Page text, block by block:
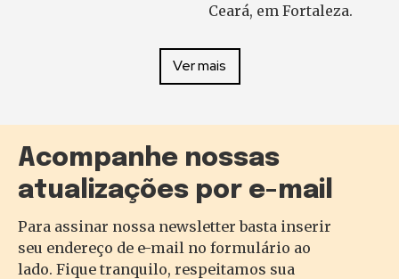
Ceará, em Fortaleza.
Ver mais
Acompanhe nossas
atualizações por e-mail
Para assinar nossa newsletter basta inserir
seu endereço de e-mail no formulário ao
lado. Fique tranquilo, respeitamos sua